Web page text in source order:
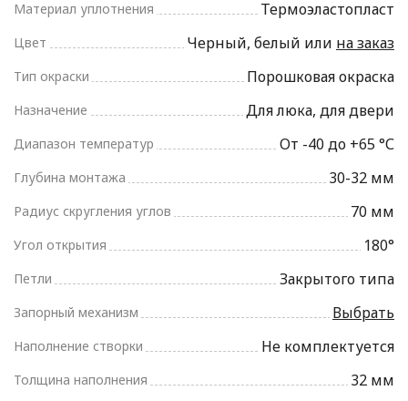
Материал уплотнения Термоэластопласт
Цвет Черный, белый или на заказ
Тип окраски Порошковая окраска
Назначение Для люка, для двери
Диапазон температур От -40 до +65 °С
Глубина монтажа 30-32 мм
Радиус скругления углов 70 мм
Угол открытия 180°
Петли Закрытого типа
Запорный механизм Выбрать
Наполнение створки Не комплектуется
Толщина наполнения 32 мм